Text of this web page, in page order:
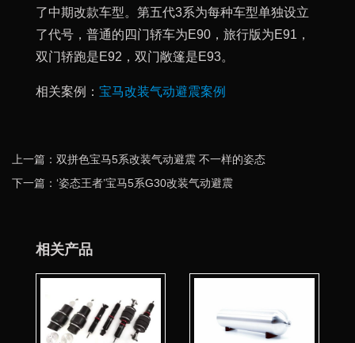
了中期改款车型。第五代3系为每种车型单独设立
了代号，普通的四门轿车为E90，旅行版为E91，
双门轿跑是E92，双门敞篷是E93。
相关案例： 宝马改装气动避震案例
上一篇：双拼色宝马5系改装气动避震 不一样的姿态
下一篇：‘姿态王者’宝马5系G30改装气动避震
相关产品